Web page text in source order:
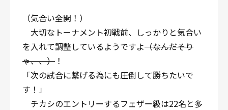
（気合い全開！）
大切なトーナメント初戦前、しっかりと気合い
を入れて調整しているようですよ（なんだそり
ゃ、、） ！
「次の試合に繋げる為にも圧倒して勝ちたいで
す！」
チカシのエントリーするフェザー級は22名と多